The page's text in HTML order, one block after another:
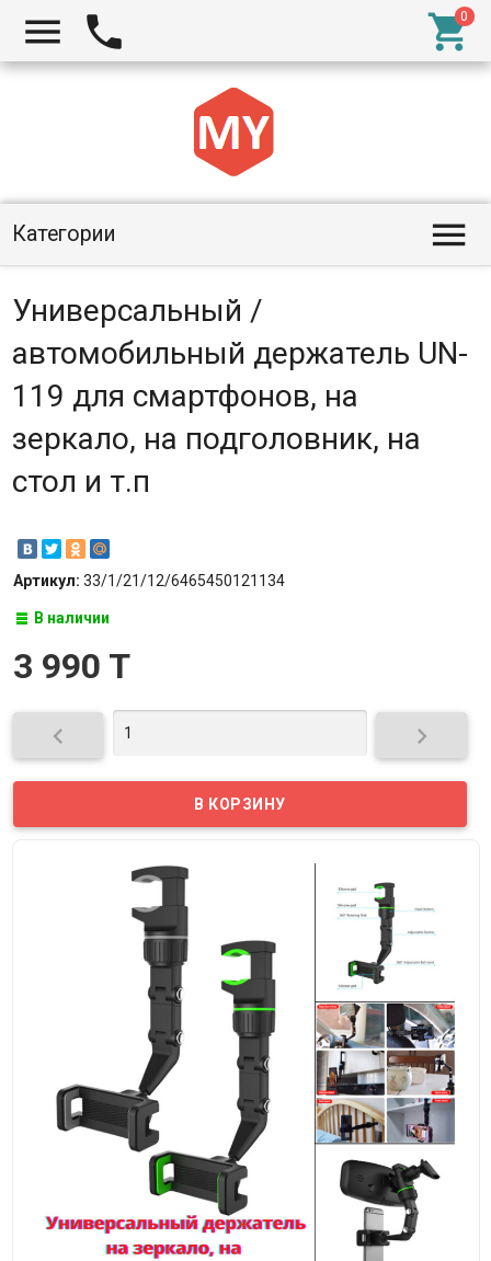
  
Категории 
Универсальный /
автомобильный держатель UN-
119 для смартфонов, на
зеркало, на подголовник, на
стол и т.п
Артикул: 33/1/21/12/6465450121134
В наличии
3 990 T
 